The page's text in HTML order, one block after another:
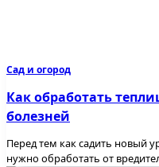
Сад и огород
Как обработать
болезней
Перед тем как садить новый
нужно обработать от